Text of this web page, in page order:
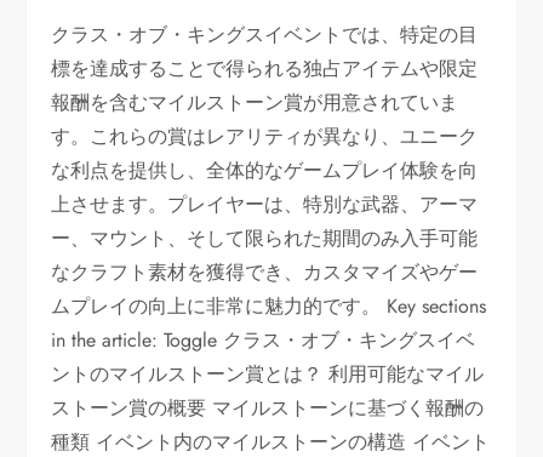
クラス・オブ・キングスイベントでは、特定の目
標を達成することで得られる独占アイテムや限定
報酬を含むマイルストーン賞が用意されていま
す。これらの賞はレアリティが異なり、ユニーク
な利点を提供し、全体的なゲームプレイ体験を向
上させます。プレイヤーは、特別な武器、アーマ
ー、マウント、そして限られた期間のみ入手可能
なクラフト素材を獲得でき、カスタマイズやゲー
ムプレイの向上に非常に魅力的です。 Key sections
in the article: Toggle クラス・オブ・キングスイベ
ントのマイルストーン賞とは？ 利用可能なマイル
ストーン賞の概要 マイルストーンに基づく報酬の
種類 イベント内のマイルストーンの構造 イベント